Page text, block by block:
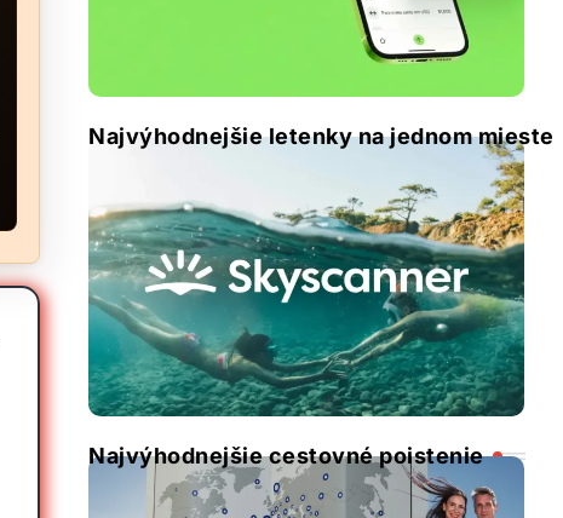
Najvýhodnejšie letenky na jednom mieste
Najvýhodnejšie cestovné poistenie